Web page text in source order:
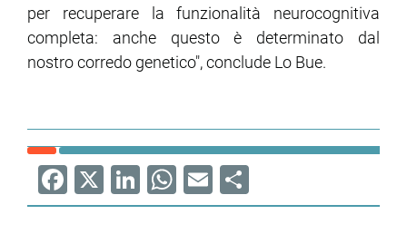
per recuperare la funzionalità neurocognitiva
completa: anche questo è determinato dal
nostro corredo genetico", conclude Lo Bue.
Facebook
X LinkedIn
WhatsApp
EmailShare